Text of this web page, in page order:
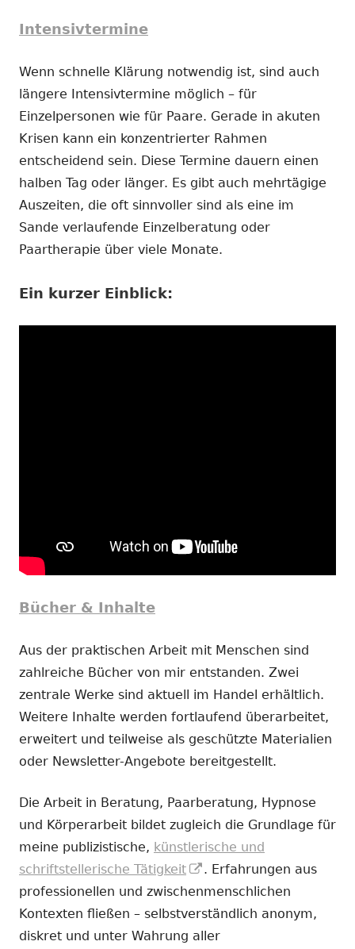
Intensivtermine
Wenn schnelle Klärung notwendig ist, sind auch
längere Intensivtermine möglich – für
Einzelpersonen wie für Paare. Gerade in akuten
Krisen kann ein konzentrierter Rahmen
entscheidend sein. Diese Termine dauern einen
halben Tag oder länger. Es gibt auch mehrtägige
Auszeiten, die oft sinnvoller sind als eine im
Sande verlaufende Einzelberatung oder
Paartherapie über viele Monate.
Ein kurzer Einblick:
Bücher & Inhalte
Aus der praktischen Arbeit mit Menschen sind
zahlreiche Bücher von mir entstanden. Zwei
zentrale Werke sind aktuell im Handel erhältlich.
Weitere Inhalte werden fortlaufend überarbeitet,
erweitert und teilweise als geschützte Materialien
oder Newsletter-Angebote bereitgestellt.
Die Arbeit in Beratung, Paarberatung, Hypnose
und Körperarbeit bildet zugleich die Grundlage für
meine publizistische, künstlerische und
schriftstellerische Tätigkeit
In
neuem
Fenster
öffnen
. Erfahrungen aus
professionellen und zwischenmenschlichen
Kontexten fließen – selbstverständlich anonym,
diskret und unter Wahrung aller